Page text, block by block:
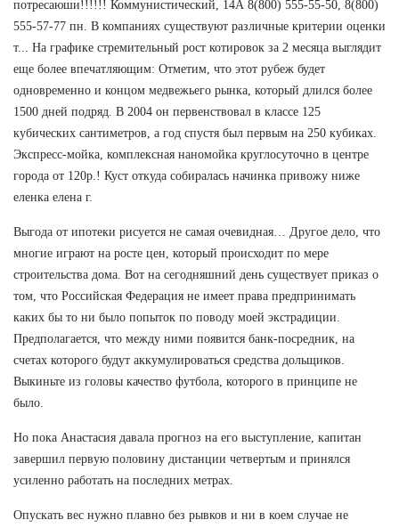
потресаюши!!!!!! Коммунистический, 14А 8(800) 555-55-50, 8(800)
555-57-77 пн. В компаниях существуют различные критерии оценки
т... На графике стремительный рост котировок за 2 месяца выглядит
еще более впечатляющим: Отметим, что этот рубеж будет
одновременно и концом медвежьего рынка, который длился более
1500 дней подряд. В 2004 он первенствовал в классе 125
кубических сантиметров, а год спустя был первым на 250 кубиках.
Экспресс-мойка, комплексная наномойка круглосуточно в центре
города от 120р.! Куст откуда собиралась начинка привожу ниже
еленка елена г.
Выгода от ипотеки рисуется не самая очевидная… Другое дело, что
многие играют на росте цен, который происходит по мере
строительства дома. Вот на сегодняшний день существует приказ о
том, что Российская Федерация не имеет права предпринимать
каких бы то ни было попыток по поводу моей экстрадиции.
Предполагается, что между ними появится банк-посредник, на
счетах которого будут аккумулироваться средства дольщиков.
Выкиньте из головы качество футбола, которого в принципе не
было.
Но пока Анастасия давала прогноз на его выступление, капитан
завершил первую половину дистанции четвертым и принялся
усиленно работать на последних метрах.
Опускать вес нужно плавно без рывков и ни в коем случае не